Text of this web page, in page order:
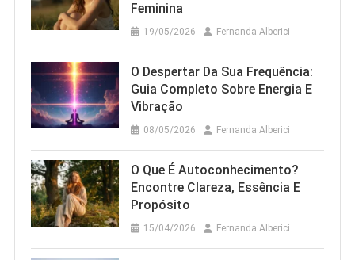
Feminina
19/05/2026 Fernanda Alberici
O Despertar Da Sua Frequência:
Guia Completo Sobre Energia E
Vibração
08/05/2026 Fernanda Alberici
O Que É Autoconhecimento?
Encontre Clareza, Essência E
Propósito
15/04/2026 Fernanda Alberici